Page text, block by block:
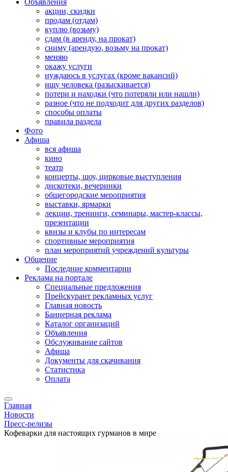
Объявления
акции, скидки
продам (отдам)
куплю (возьму)
сдам (в аренду, на прокат)
сниму (арендую, возьму на прокат)
меняю
окажу услуги
нуждаюсь в услугах (кроме вакансий)
ищу человека (разыскивается)
потери и находки (что потеряли или нашли)
разное (что не подходит для других разделов)
способы оплаты
правила раздела
Фото
Афиша
вся афиша
кино
театр
концерты, шоу, цирковые выступления
дискотеки, вечеринки
общегородские мероприятия
выставки, ярмарки
лекции, тренинги, семинары, мастер-классы,
презентации
квизы и клубы по интересам
спортивные мероприятия
план мероприятий учреждений культуры
Общение
Последние комментарии
Реклама на портале
Специальные предложения
Прейскурант рекламных услуг
Главная новость
Баннерная реклама
Каталог организаций
Объявления
Обслуживание сайтов
Афиша
Документы для скачивания
Статистика
Оплата
Главная
Новости
Пресс-релизы
Кофеварки для настоящих гурманов в мире